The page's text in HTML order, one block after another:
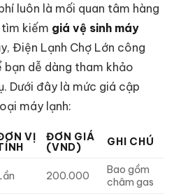
luôn là mối quan tâm hàng
kiếm giá vệ sinh máy
Điện Lạnh Chợ Lớn công
dễ dàng tham khảo
Dưới đây là mức giá cập
máy lạnh:
VỊ
ĐƠN GIÁ
(VND)
GHI CHÚ
200.000
Bao gồm
châm gas